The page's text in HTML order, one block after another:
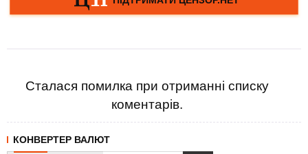
Сталася помилка при отриманні списку
коментарів.
КОНВЕРТЕР ВАЛЮТ